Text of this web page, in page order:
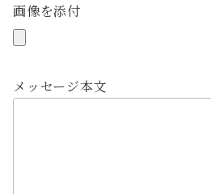
画像を添付
メッセージ本文